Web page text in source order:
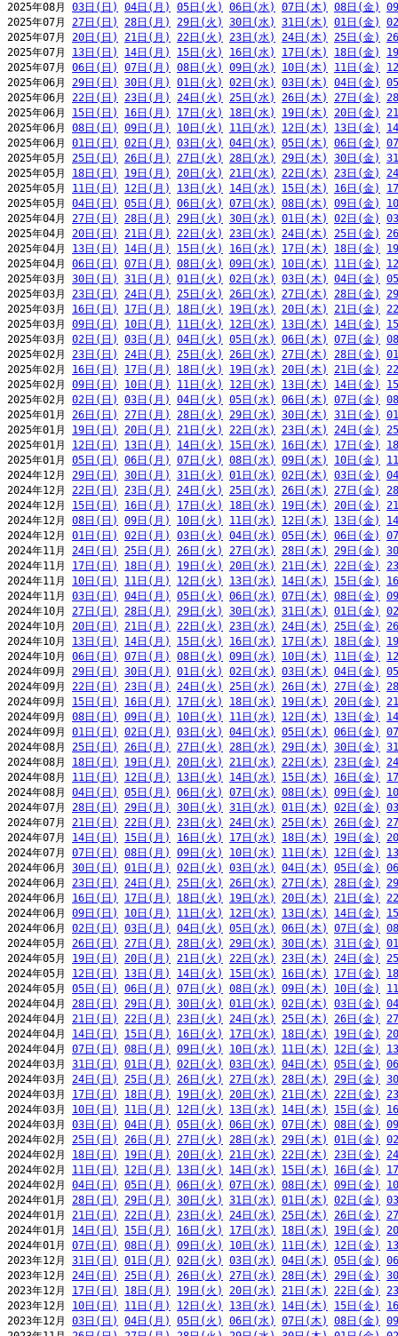
2025年08月 03日(日) 04日(月) 05日(火) 06日(水) 07日(木) 08日(金)
2025年07月 27日(日) 28日(月) 29日(火) 30日(水) 31日(木) 01日(金)
2025年07月 20日(日) 21日(月) 22日(火) 23日(水) 24日(木) 25日(金)
2025年07月 13日(日) 14日(月) 15日(火) 16日(水) 17日(木) 18日(金)
2025年07月 06日(日) 07日(月) 08日(火) 09日(水) 10日(木) 11日(金)
2025年06月 29日(日) 30日(月) 01日(火) 02日(水) 03日(木) 04日(金)
2025年06月 22日(日) 23日(月) 24日(火) 25日(水) 26日(木) 27日(金)
2025年06月 15日(日) 16日(月) 17日(火) 18日(水) 19日(木) 20日(金)
2025年06月 08日(日) 09日(月) 10日(火) 11日(水) 12日(木) 13日(金)
2025年06月 01日(日) 02日(月) 03日(火) 04日(水) 05日(木) 06日(金)
2025年05月 25日(日) 26日(月) 27日(火) 28日(水) 29日(木) 30日(金)
2025年05月 18日(日) 19日(月) 20日(火) 21日(水) 22日(木) 23日(金)
2025年05月 11日(日) 12日(月) 13日(火) 14日(水) 15日(木) 16日(金)
2025年05月 04日(日) 05日(月) 06日(火) 07日(水) 08日(木) 09日(金)
2025年04月 27日(日) 28日(月) 29日(火) 30日(水) 01日(木) 02日(金)
2025年04月 20日(日) 21日(月) 22日(火) 23日(水) 24日(木) 25日(金)
2025年04月 13日(日) 14日(月) 15日(火) 16日(水) 17日(木) 18日(金)
2025年04月 06日(日) 07日(月) 08日(火) 09日(水) 10日(木) 11日(金)
2025年03月 30日(日) 31日(月) 01日(火) 02日(水) 03日(木) 04日(金)
2025年03月 23日(日) 24日(月) 25日(火) 26日(水) 27日(木) 28日(金)
2025年03月 16日(日) 17日(月) 18日(火) 19日(水) 20日(木) 21日(金)
2025年03月 09日(日) 10日(月) 11日(火) 12日(水) 13日(木) 14日(金)
2025年03月 02日(日) 03日(月) 04日(火) 05日(水) 06日(木) 07日(金)
2025年02月 23日(日) 24日(月) 25日(火) 26日(水) 27日(木) 28日(金)
2025年02月 16日(日) 17日(月) 18日(火) 19日(水) 20日(木) 21日(金)
2025年02月 09日(日) 10日(月) 11日(火) 12日(水) 13日(木) 14日(金)
2025年02月 02日(日) 03日(月) 04日(火) 05日(水) 06日(木) 07日(金)
2025年01月 26日(日) 27日(月) 28日(火) 29日(水) 30日(木) 31日(金)
2025年01月 19日(日) 20日(月) 21日(火) 22日(水) 23日(木) 24日(金)
2025年01月 12日(日) 13日(月) 14日(火) 15日(水) 16日(木) 17日(金)
2025年01月 05日(日) 06日(月) 07日(火) 08日(水) 09日(木) 10日(金)
2024年12月 29日(日) 30日(月) 31日(火) 01日(水) 02日(木) 03日(金)
2024年12月 22日(日) 23日(月) 24日(火) 25日(水) 26日(木) 27日(金)
2024年12月 15日(日) 16日(月) 17日(火) 18日(水) 19日(木) 20日(金)
2024年12月 08日(日) 09日(月) 10日(火) 11日(水) 12日(木) 13日(金)
2024年12月 01日(日) 02日(月) 03日(火) 04日(水) 05日(木) 06日(金)
2024年11月 24日(日) 25日(月) 26日(火) 27日(水) 28日(木) 29日(金)
2024年11月 17日(日) 18日(月) 19日(火) 20日(水) 21日(木) 22日(金)
2024年11月 10日(日) 11日(月) 12日(火) 13日(水) 14日(木) 15日(金)
2024年11月 03日(日) 04日(月) 05日(火) 06日(水) 07日(木) 08日(金)
2024年10月 27日(日) 28日(月) 29日(火) 30日(水) 31日(木) 01日(金)
2024年10月 20日(日) 21日(月) 22日(火) 23日(水) 24日(木) 25日(金)
2024年10月 13日(日) 14日(月) 15日(火) 16日(水) 17日(木) 18日(金)
2024年10月 06日(日) 07日(月) 08日(火) 09日(水) 10日(木) 11日(金)
2024年09月 29日(日) 30日(月) 01日(火) 02日(水) 03日(木) 04日(金)
2024年09月 22日(日) 23日(月) 24日(火) 25日(水) 26日(木) 27日(金)
2024年09月 15日(日) 16日(月) 17日(火) 18日(水) 19日(木) 20日(金)
2024年09月 08日(日) 09日(月) 10日(火) 11日(水) 12日(木) 13日(金)
2024年09月 01日(日) 02日(月) 03日(火) 04日(水) 05日(木) 06日(金)
2024年08月 25日(日) 26日(月) 27日(火) 28日(水) 29日(木) 30日(金)
2024年08月 18日(日) 19日(月) 20日(火) 21日(水) 22日(木) 23日(金)
2024年08月 11日(日) 12日(月) 13日(火) 14日(水) 15日(木) 16日(金)
2024年08月 04日(日) 05日(月) 06日(火) 07日(水) 08日(木) 09日(金)
2024年07月 28日(日) 29日(月) 30日(火) 31日(水) 01日(木) 02日(金)
2024年07月 21日(日) 22日(月) 23日(火) 24日(水) 25日(木) 26日(金)
2024年07月 14日(日) 15日(月) 16日(火) 17日(水) 18日(木) 19日(金)
2024年07月 07日(日) 08日(月) 09日(火) 10日(水) 11日(木) 12日(金)
2024年06月 30日(日) 01日(月) 02日(火) 03日(水) 04日(木) 05日(金)
2024年06月 23日(日) 24日(月) 25日(火) 26日(水) 27日(木) 28日(金)
2024年06月 16日(日) 17日(月) 18日(火) 19日(水) 20日(木) 21日(金)
2024年06月 09日(日) 10日(月) 11日(火) 12日(水) 13日(木) 14日(金)
2024年06月 02日(日) 03日(月) 04日(火) 05日(水) 06日(木) 07日(金)
2024年05月 26日(日) 27日(月) 28日(火) 29日(水) 30日(木) 31日(金)
2024年05月 19日(日) 20日(月) 21日(火) 22日(水) 23日(木) 24日(金)
2024年05月 12日(日) 13日(月) 14日(火) 15日(水) 16日(木) 17日(金)
2024年05月 05日(日) 06日(月) 07日(火) 08日(水) 09日(木) 10日(金)
2024年04月 28日(日) 29日(月) 30日(火) 01日(水) 02日(木) 03日(金)
2024年04月 21日(日) 22日(月) 23日(火) 24日(水) 25日(木) 26日(金)
2024年04月 14日(日) 15日(月) 16日(火) 17日(水) 18日(木) 19日(金)
2024年04月 07日(日) 08日(月) 09日(火) 10日(水) 11日(木) 12日(金)
2024年03月 31日(日) 01日(月) 02日(火) 03日(水) 04日(木) 05日(金)
2024年03月 24日(日) 25日(月) 26日(火) 27日(水) 28日(木) 29日(金)
2024年03月 17日(日) 18日(月) 19日(火) 20日(水) 21日(木) 22日(金)
2024年03月 10日(日) 11日(月) 12日(火) 13日(水) 14日(木) 15日(金)
2024年03月 03日(日) 04日(月) 05日(火) 06日(水) 07日(木) 08日(金)
2024年02月 25日(日) 26日(月) 27日(火) 28日(水) 29日(木) 01日(金)
2024年02月 18日(日) 19日(月) 20日(火) 21日(水) 22日(木) 23日(金)
2024年02月 11日(日) 12日(月) 13日(火) 14日(水) 15日(木) 16日(金)
2024年02月 04日(日) 05日(月) 06日(火) 07日(水) 08日(木) 09日(金)
2024年01月 28日(日) 29日(月) 30日(火) 31日(水) 01日(木) 02日(金)
2024年01月 21日(日) 22日(月) 23日(火) 24日(水) 25日(木) 26日(金)
2024年01月 14日(日) 15日(月) 16日(火) 17日(水) 18日(木) 19日(金)
2024年01月 07日(日) 08日(月) 09日(火) 10日(水) 11日(木) 12日(金)
2023年12月 31日(日) 01日(月) 02日(火) 03日(水) 04日(木) 05日(金)
2023年12月 24日(日) 25日(月) 26日(火) 27日(水) 28日(木) 29日(金)
2023年12月 17日(日) 18日(月) 19日(火) 20日(水) 21日(木) 22日(金)
2023年12月 10日(日) 11日(月) 12日(火) 13日(水) 14日(木) 15日(金)
2023年12月 03日(日) 04日(月) 05日(火) 06日(水) 07日(木) 08日(金)